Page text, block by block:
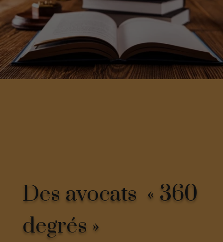
Des avocats « 360
degrés »